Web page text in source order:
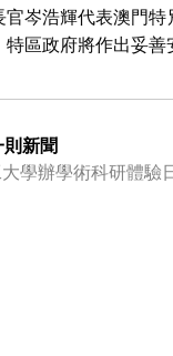
官岑浩輝代表澳門
特區政府將作出妥善
則新聞
學辦學術科研體驗